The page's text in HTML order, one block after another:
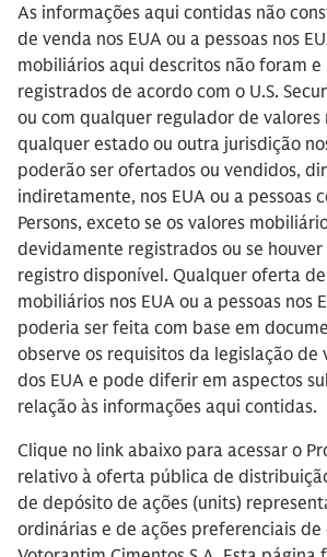
As informações aqui contidas não
de venda nos EUA ou a pessoas nos
mobiliários aqui descritos não foram e
registrados de acordo com o U.S.
ou com qualquer regulador de valores
qualquer estado ou outra jurisdição
poderão ser ofertados ou vendidos,
indiretamente, nos EUA ou a pessoas
Persons, exceto se os valores
devidamente registrados ou se houver
registro disponível. Qualquer oferta
mobiliários nos EUA ou a pessoas nos
poderia ser feita com base em
observe os requisitos da legislação de
dos EUA e pode diferir em aspectos
relação às informações aqui contidas.
Clique no link abaixo para acessar o
relativo à oferta pública de
de depósito de ações (units)
ordinárias e de ações preferenciais de